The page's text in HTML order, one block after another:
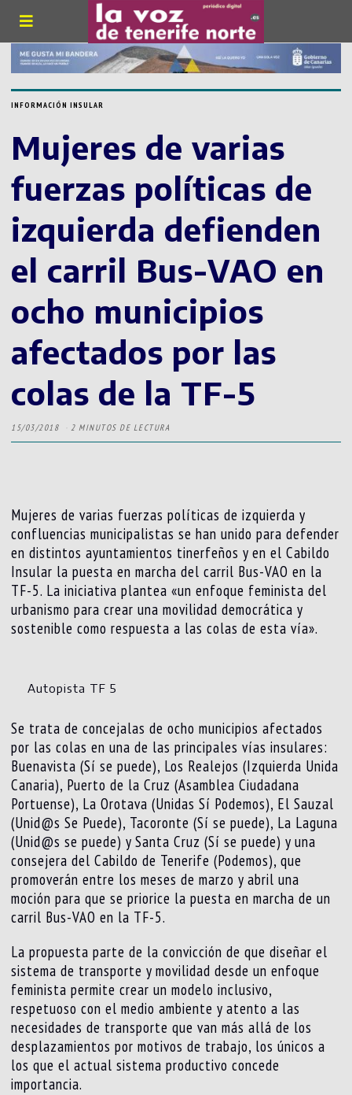
INFORMACIÓN INSULAR
Mujeres de varias
fuerzas políticas de
izquierda defienden
el carril Bus-VAO en
ocho municipios
afectados por las
colas de la TF-5
15/03/2018 2 MINUTOS DE LECTURA
Mujeres de varias fuerzas políticas de izquierda y
confluencias municipalistas se han unido para defender
en distintos ayuntamientos tinerfeños y en el Cabildo
Insular la puesta en marcha del carril Bus-VAO en la
TF-5. La iniciativa plantea «un enfoque feminista del
urbanismo para crear una movilidad democrática y
sostenible como respuesta a las colas de esta vía».
Autopista TF 5
Se trata de concejalas de ocho municipios afectados
por las colas en una de las principales vías insulares:
Buenavista (Sí se puede), Los Realejos (Izquierda Unida
Canaria), Puerto de la Cruz (Asamblea Ciudadana
Portuense), La Orotava (Unidas Sí Podemos), El Sauzal
(Unid@s Se Puede), Tacoronte (Sí se puede), La Laguna
(Unid@s se puede) y Santa Cruz (Sí se puede) y una
consejera del Cabildo de Tenerife (Podemos), que
promoverán entre los meses de marzo y abril una
moción para que se priorice la puesta en marcha de un
carril Bus-VAO en la TF-5.
La propuesta parte de la convicción de que diseñar el
sistema de transporte y movilidad desde un enfoque
feminista permite crear un modelo inclusivo,
respetuoso con el medio ambiente y atento a las
necesidades de transporte que van más allá de los
desplazamientos por motivos de trabajo, los únicos a
los que el actual sistema productivo concede
importancia.